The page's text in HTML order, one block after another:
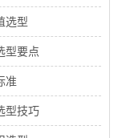
选型
型要点
准
型技巧